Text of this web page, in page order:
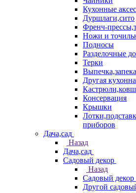
Кухонные
Дуршлаги,сито
Френч-
Ножи и
Подносы
Разделочные
Терки
Другая
Консервация
Крышки
приборов
Дача,сад
Назад
Дача,сад
Садовый декор
Назад
Садовый декор
Другой